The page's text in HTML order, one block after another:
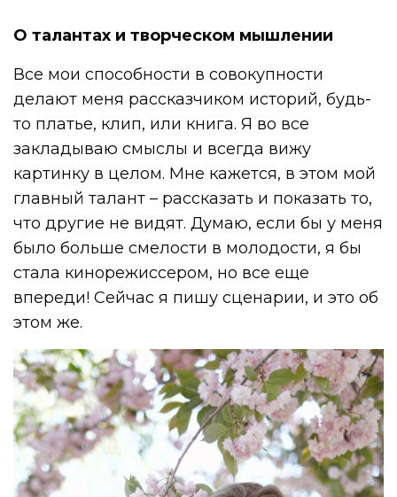
О талантах и творческом мышлении
Все мои способности в совокупности
делают меня рассказчиком историй, будь-
то платье, клип, или книга. Я во все
закладываю смыслы и всегда вижу
картинку в целом. Мне кажется, в этом мой
главный талант – рассказать и показать то,
что другие не видят. Думаю, если бы у меня
было больше смелости в молодости, я бы
стала кинорежиссером, но все еще
впереди! Сейчас я пишу сценарии, и это об
этом же.